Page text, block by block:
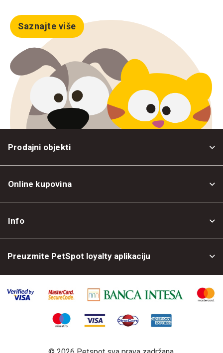
Saznajte više
Prodajni objekti
Online kupovina
Info
Preuzmite PetSpot loyalty aplikaciju